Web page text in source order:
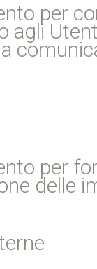
per
agli
per
delle